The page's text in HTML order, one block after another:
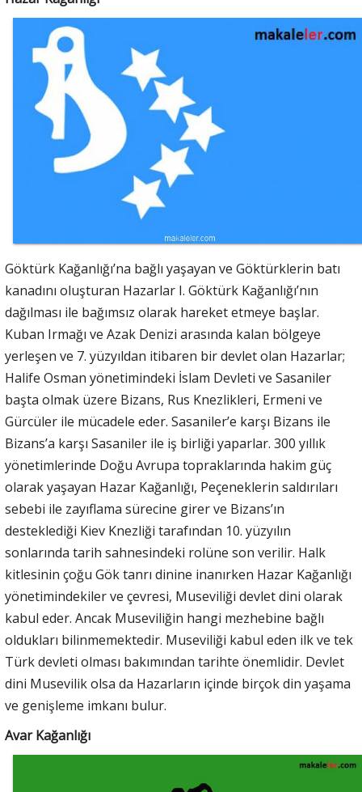
Göktürk Kağanlığı’na bağlı yaşayan ve Göktürklerin batı
kanadını oluşturan Hazarlar I. Göktürk Kağanlığı’nın
dağılması ile bağımsız olarak hareket etmeye başlar.
Kuban Irmağı ve Azak Denizi arasında kalan bölgeye
yerleşen ve 7. yüzyıldan itibaren bir devlet olan Hazarlar;
Halife Osman yönetimindeki İslam Devleti ve Sasaniler
başta olmak üzere Bizans, Rus Knezlikleri, Ermeni ve
Gürcüler ile mücadele eder. Sasaniler’e karşı Bizans ile
Bizans’a karşı Sasaniler ile iş birliği yaparlar. 300 yıllık
yönetimlerinde Doğu Avrupa topraklarında hakim güç
olarak yaşayan Hazar Kağanlığı, Peçeneklerin saldırıları
sebebi ile zayıflama sürecine girer ve Bizans’ın
desteklediği Kiev Knezliği tarafından 10. yüzyılın
sonlarında tarih sahnesindeki rolüne son verilir. Halk
kitlesinin çoğu Gök tanrı dinine inanırken Hazar Kağanlığı
yönetimindekiler ve çevresi, Museviliği devlet dini olarak
kabul eder. Ancak Museviliğin hangi mezhebine bağlı
oldukları bilinmemektedir. Museviliği kabul eden ilk ve tek
Türk devleti olması bakımından tarihte önemlidir. Devlet
dini Musevilik olsa da Hazarların içinde birçok din yaşama
ve genişleme imkanı bulur.
Avar Kağanlığı